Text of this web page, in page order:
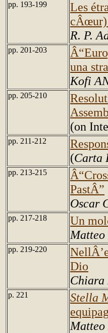
pp. 193-199
Les
cÂœur)
R. P.
pp. 201-203
una
Kofi
pp. 205-210
(on
pp. 211-212
(Carta
pp. 213-215
PastÂ”
Oscar
pp. 217-218
Un
pp. 219-220
Dio
p. 221 Stella